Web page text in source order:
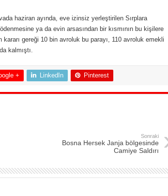
haziran ayında, eve izinsiz yerleştirilen Sırplara
ya da evin arsasından bir kısmının bu kişilere
gereği 10 bin avroluk bu parayı, 110 avroluk emekli
kalmıştı.
+ LinkedIn Pinterest
Sonraki
Bosna Hersek Janja bölgesinde
Camiye Saldırı